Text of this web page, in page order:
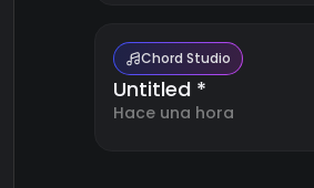
Chord Studio
Untitled *
Hace una hora